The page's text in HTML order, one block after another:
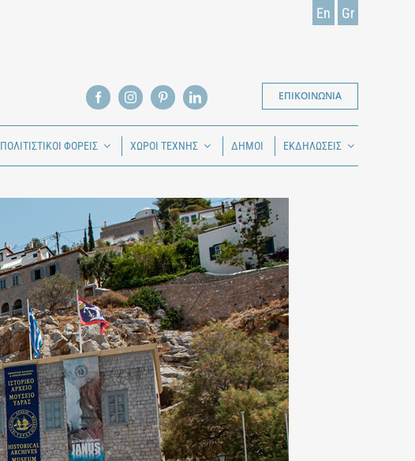
En Gr
ΕΠΙΚΟΙΝΩΝΙΑ
ΠΟΛΙΤΙΣΤΙΚΟΙ ΦΟΡΕΙΣ ΧΩΡΟΙ ΤΕΧΝΗΣ ΔΗΜΟΙ ΕΚΔΗΛΩΣΕΙΣ